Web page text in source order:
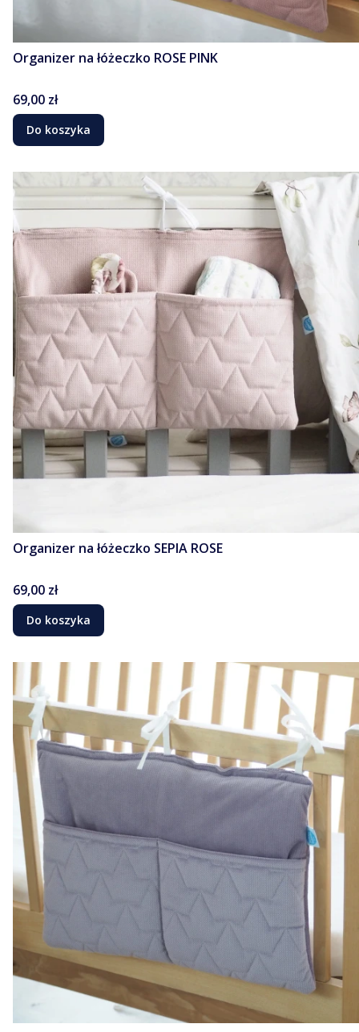
Organizer na łóżeczko ROSE PINK
Cena
69,00 zł
Do koszyka
Organizer na łóżeczko SEPIA ROSE
Cena
69,00 zł
Do koszyka